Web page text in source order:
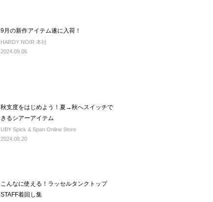
9月の新作アイテム遂に入荷！
HARDY NOIR 本社
2024.09.06
秋支度をはじめよう！夏→秋へスイッチで
きるシアーアイテム
UBY Spick & Span Online Store
2024.08.20
こんなに使える！ラッセルタンクトップ
STAFF着回し集